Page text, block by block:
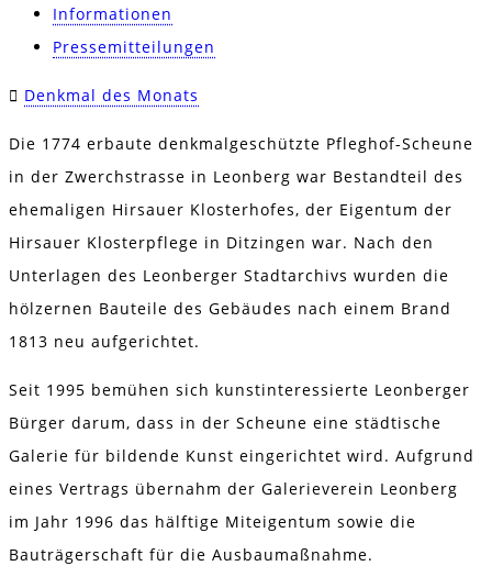
Informationen
Pressemitteilungen
Denkmal des Monats
Die 1774 erbaute denkmalgeschützte Pfleghof-Scheune
in der Zwerchstrasse in Leonberg war Bestandteil des
ehemaligen Hirsauer Klosterhofes, der Eigentum der
Hirsauer Klosterpflege in Ditzingen war. Nach den
Unterlagen des Leonberger Stadtarchivs wurden die
hölzernen Bauteile des Gebäudes nach einem Brand
1813 neu aufgerichtet.
Seit 1995 bemühen sich kunstinteressierte Leonberger
Bürger darum, dass in der Scheune eine städtische
Galerie für bildende Kunst eingerichtet wird. Aufgrund
eines Vertrags übernahm der Galerieverein Leonberg
im Jahr 1996 das hälftige Miteigentum sowie die
Bauträgerschaft für die Ausbaumaßnahme.